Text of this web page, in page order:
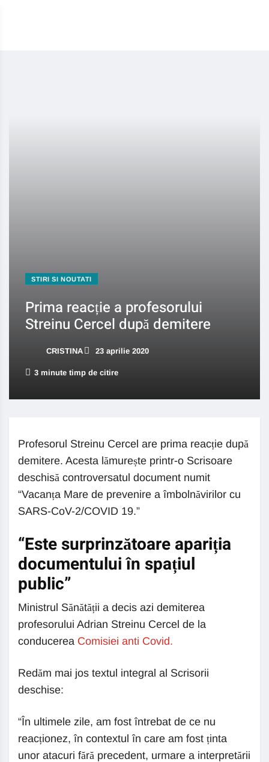
STIRI SI NOUTATI
Prima reacție a profesorului
Streinu Cercel după demitere
CRISTINA 23 aprilie 2020
3 minute timp de citire
Profesorul Streinu Cercel are prima reacție după
demitere. Acesta lămurește printr-o Scrisoare
deschisă controversatul document numit
“Vacanța Mare de prevenire a îmbolnăvirilor cu
SARS-CoV-2/COVID 19.”
“Este surprinzătoare apariția
documentului în spațiul
public”
Ministrul Sănătății a decis azi demiterea
profesorului Adrian Streinu Cercel de la
conducerea Comisiei anti Covid.
Redăm mai jos textul integral al Scrisorii
deschise:
“În ultimele zile, am fost întrebat de ce nu
reacționez, în contextul în care am fost ținta
unor atacuri fără precedent, urmare a interpretării